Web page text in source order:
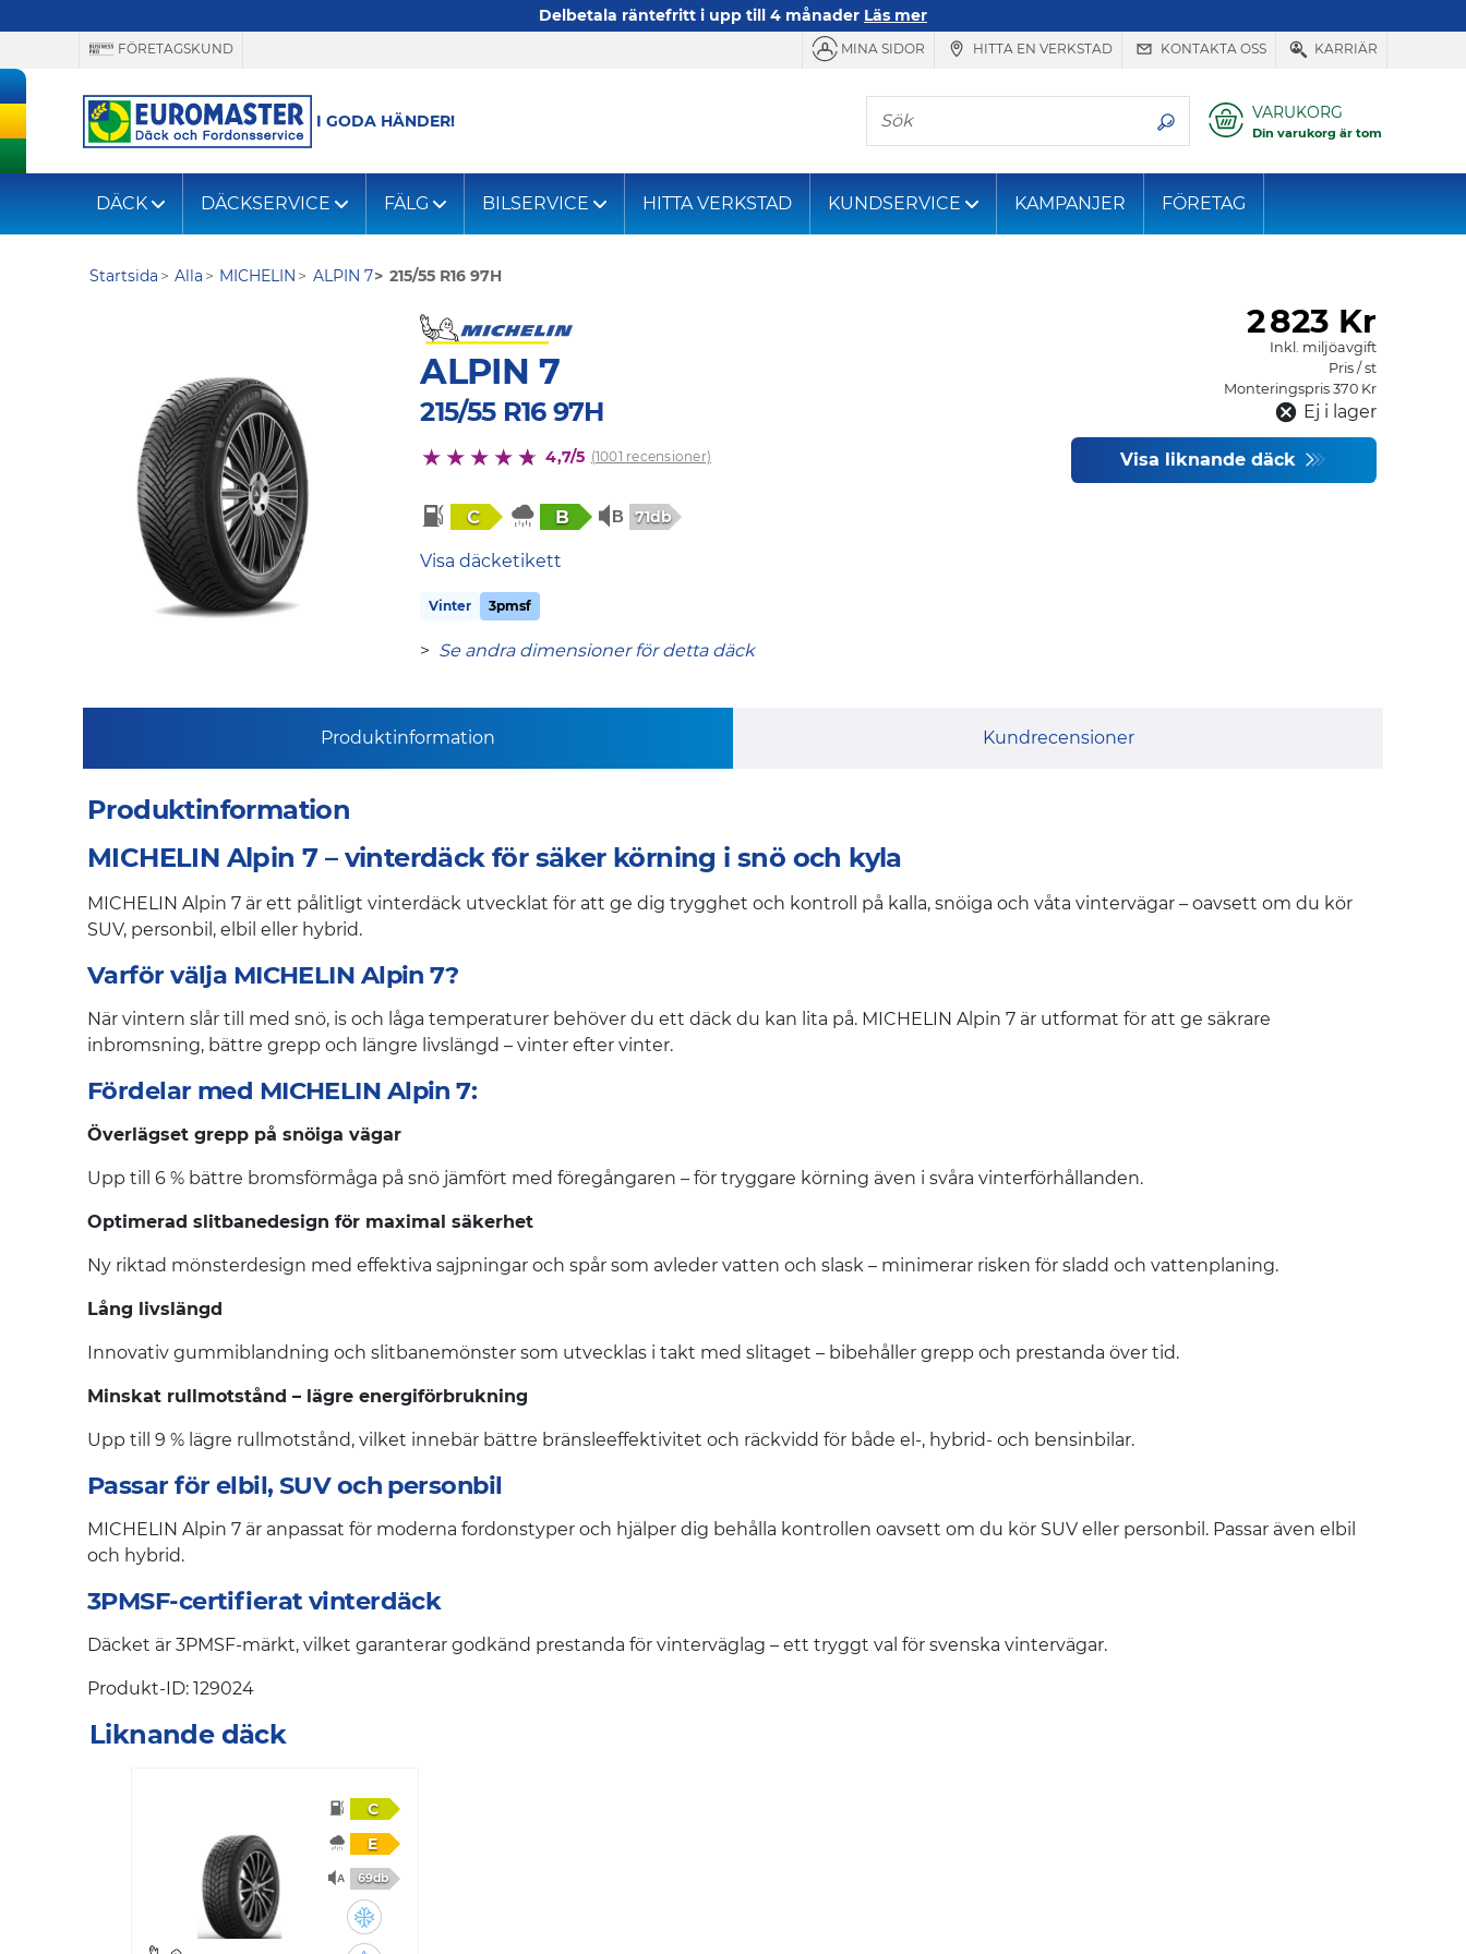
Delbetala räntefritt i upp till 4 månader Läs mer
FÖRETAGSKUND MINA SIDOR HITTA EN VERKSTAD KONTAKTA OSS KARRIÄR
I GODA HÄNDER!
Sök VARUKORG
Din varukorg är tom
DÄCK DÄCKSERVICE FÄLG BILSERVICE HITTA VERKSTAD KUNDSERVICE KAMPANJER FÖRETAG
Startsida Alla MICHELIN ALPIN 7 215/55 R16 97H
ALPIN 7
215/55 R16 97H
4,7/5 (1001 recensioner)
C B 71db
Visa däcketikett
Vinter 3pmsf
> Se andra dimensioner för detta däck
2823 Kr
Inkl. miljöavgift
Pris / st
Monteringspris 370 Kr
Ej i lager
Visa liknande däck
Produktinformation Kundrecensioner
Produktinformation
MICHELIN Alpin 7 – vinterdäck för säker körning i snö och kyla
MICHELIN Alpin 7 är ett pålitligt vinterdäck utvecklat för att ge dig trygghet och kontroll på kalla, snöiga och våta vintervägar – oavsett om du kör
SUV, personbil, elbil eller hybrid.
Varför välja MICHELIN Alpin 7?
När vintern slår till med snö, is och låga temperaturer behöver du ett däck du kan lita på. MICHELIN Alpin 7 är utformat för att ge säkrare
inbromsning, bättre grepp och längre livslängd – vinter efter vinter.
Fördelar med MICHELIN Alpin 7:
Överlägset grepp på snöiga vägar
Upp till 6 % bättre bromsförmåga på snö jämfört med föregångaren – för tryggare körning även i svåra vinterförhållanden.
Optimerad slitbanedesign för maximal säkerhet
Ny riktad mönsterdesign med effektiva sajpningar och spår som avleder vatten och slask – minimerar risken för sladd och vattenplaning.
Lång livslängd
Innovativ gummiblandning och slitbanemönster som utvecklas i takt med slitaget – bibehåller grepp och prestanda över tid.
Minskat rullmotstånd – lägre energiförbrukning
Upp till 9 % lägre rullmotstånd, vilket innebär bättre bränsleeffektivitet och räckvidd för både el-, hybrid- och bensinbilar.
Passar för elbil, SUV och personbil
MICHELIN Alpin 7 är anpassat för moderna fordonstyper och hjälper dig behålla kontrollen oavsett om du kör SUV eller personbil. Passar även elbil
och hybrid.
3PMSF-certifierat vinterdäck
Däcket är 3PMSF-märkt, vilket garanterar godkänd prestanda för vinterväglag – ett tryggt val för svenska vintervägar.
Produkt-ID: 129024
Liknande däck
C
E
69db